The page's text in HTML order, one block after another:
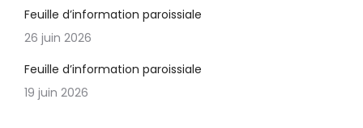
Feuille d’information paroissiale
26 juin 2026
Feuille d’information paroissiale
19 juin 2026